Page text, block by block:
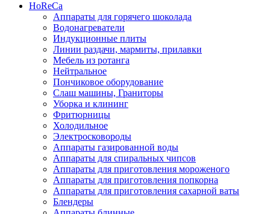
HoReCa
Аппараты для горячего шоколада
Водонагреватели
Индукционные плиты
Линии раздачи, мармиты, прилавки
Мебель из ротанга
Нейтральное
Пончиковое оборудование
Слаш машины, Граниторы
Уборка и клининг
Фритюрницы
Холодильное
Электросковороды
Аппараты газированной воды
Аппараты для спиральных чипсов
Аппараты для приготовления мороженого
Аппараты для приготовления попкорна
Аппараты для приготовления сахарной ваты
Блендеры